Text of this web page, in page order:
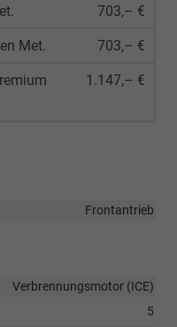
703,– €
Met. 703,– €
1.147,– €
Frontantrieb
Verbrennungsmotor (ICE)
5